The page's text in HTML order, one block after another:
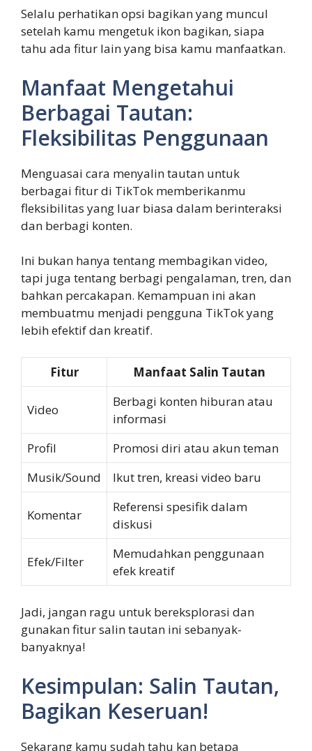
Selalu perhatikan opsi bagikan yang muncul
setelah kamu mengetuk ikon bagikan, siapa
tahu ada fitur lain yang bisa kamu manfaatkan.
Manfaat Mengetahui
Berbagai Tautan:
Fleksibilitas Penggunaan
Menguasai cara menyalin tautan untuk
berbagai fitur di TikTok memberikanmu
fleksibilitas yang luar biasa dalam berinteraksi
dan berbagi konten.
Ini bukan hanya tentang membagikan video,
tapi juga tentang berbagi pengalaman, tren, dan
bahkan percakapan. Kemampuan ini akan
membuatmu menjadi pengguna TikTok yang
lebih efektif dan kreatif.
Fitur Manfaat Salin Tautan
Video
Berbagi konten hiburan atau
informasi
Profil
Promosi diri atau akun teman
Musik/Sound
Ikut tren, kreasi video baru
Komentar
Referensi spesifik dalam
diskusi
Efek/Filter
Memudahkan penggunaan
efek kreatif
Jadi, jangan ragu untuk bereksplorasi dan
gunakan fitur salin tautan ini sebanyak-
banyaknya!
Kesimpulan: Salin Tautan,
Bagikan Keseruan!
Sekarang kamu sudah tahu kan betapa